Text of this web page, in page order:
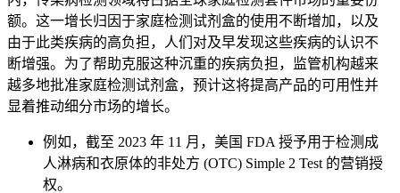
额。这一增长归因于家庭检测试剂盒的使用不断增加，以及
由于此类疾病的高负担，人们对及早发现这些疾病的认识不
断增强。为了帮助克服这种沉重的疾病负担，监管机构越来
越多地批准家庭检测试剂盒，预计这将提高产品的可用性并
显着推动细分市场的增长。
例如，截至 2023 年 11 月，美国 FDA 授予用于检测成
人淋病和衣原体的非处方 (OTC) Simple 2 Test 的营销授
权。